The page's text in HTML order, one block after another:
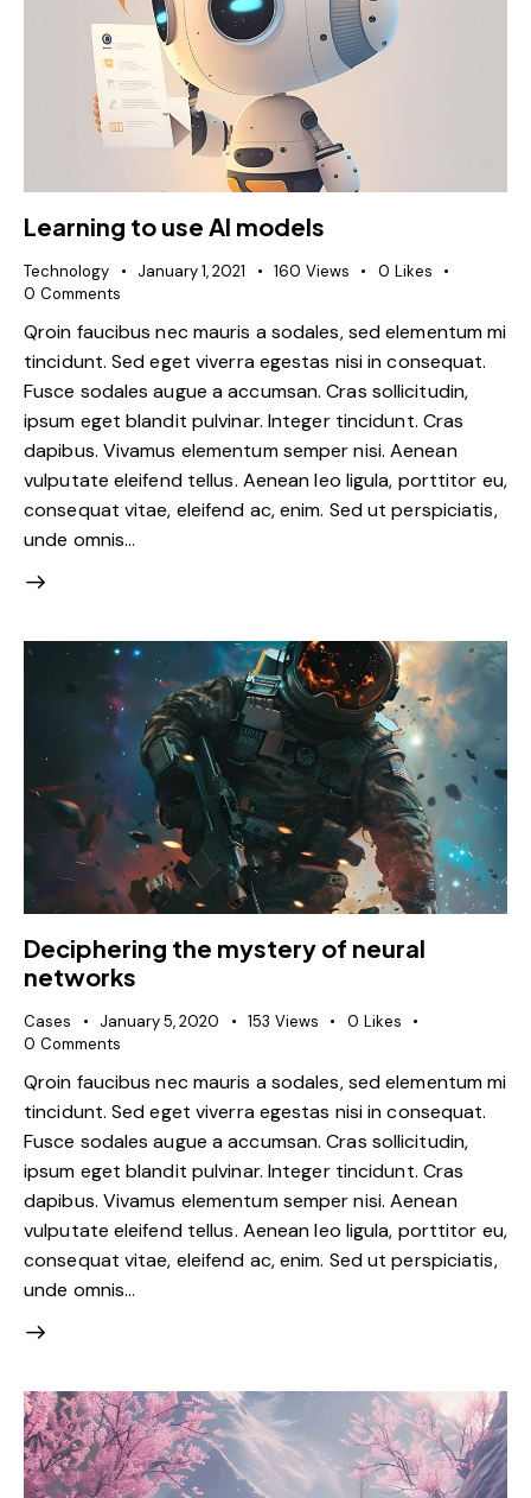
Learning to use AI models
Technology January 1, 2021 160 Views 0 Likes
0 Comments
Qroin faucibus nec mauris a sodales, sed elementum mi
tincidunt. Sed eget viverra egestas nisi in consequat.
Fusce sodales augue a accumsan. Cras sollicitudin,
ipsum eget blandit pulvinar. Integer tincidunt. Cras
dapibus. Vivamus elementum semper nisi. Aenean
vulputate eleifend tellus. Aenean leo ligula, porttitor eu,
consequat vitae, eleifend ac, enim. Sed ut perspiciatis,
unde omnis…
Deciphering the mystery of neural
networks
Cases January 5, 2020 153 Views 0 Likes
0 Comments
Qroin faucibus nec mauris a sodales, sed elementum mi
tincidunt. Sed eget viverra egestas nisi in consequat.
Fusce sodales augue a accumsan. Cras sollicitudin,
ipsum eget blandit pulvinar. Integer tincidunt. Cras
dapibus. Vivamus elementum semper nisi. Aenean
vulputate eleifend tellus. Aenean leo ligula, porttitor eu,
consequat vitae, eleifend ac, enim. Sed ut perspiciatis,
unde omnis…